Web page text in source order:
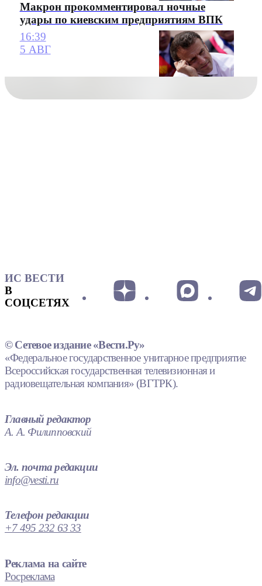
Макрон прокомментировал ночные
удары по киевским предприятиям ВПК
16:39
5 АВГ
ИС ВЕСТИ
В
СОЦСЕТЯХ
© Сетевое издание «Вести.Ру»
«Федеральное государственное унитарное предприятие
Всероссийская государственная телевизионная и
радиовещательная компания» (ВГТРК).
Главный редактор
А. А. Филипповский
Эл. почта редакции
info@vesti.ru
Телефон редакции
+7 495 232 63 33
Реклама на сайте
Росреклама